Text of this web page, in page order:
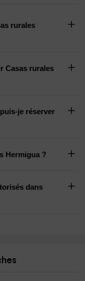
rurales
Casas rurales
je réserver
Hermigua ?
dans